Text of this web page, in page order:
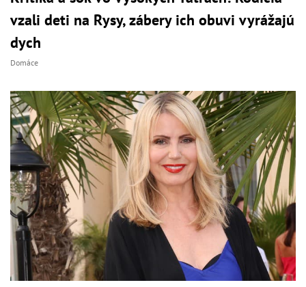
vzali deti na Rysy, zábery ich obuvi vyrážajú
dych
Domáce